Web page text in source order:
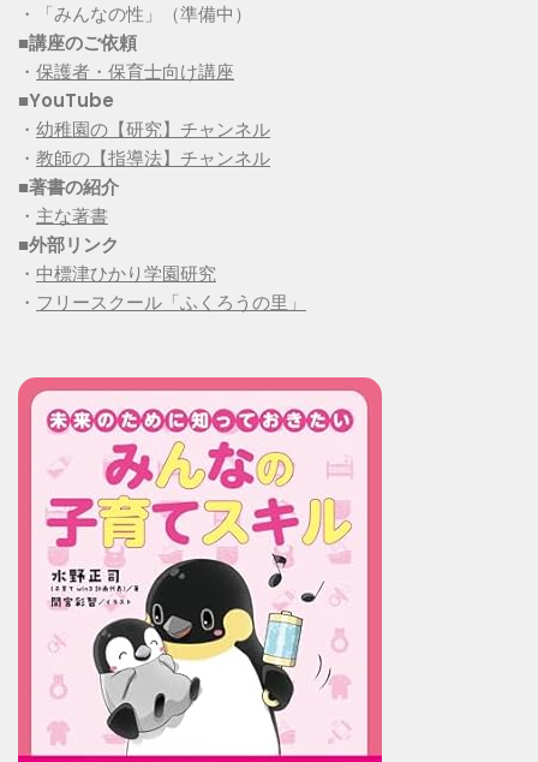
・「みんなの性」（準備中）
■講座のご依頼
・ 保護者・保育士向け講座
■YouTube
・ 幼稚園の【研究】チャンネル
・ 教師の【指導法】チャンネル
■著書の紹介
・ 主な著書
■外部リンク
・ 中標津ひかり学園研究
・ フリースクール「ふくろうの里」